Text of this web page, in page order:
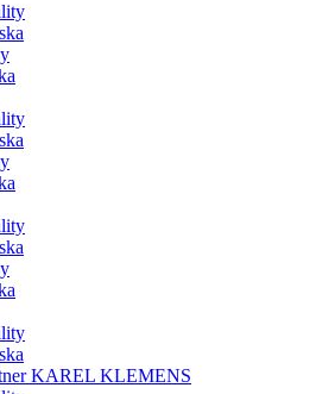
KAREL KLEMENS